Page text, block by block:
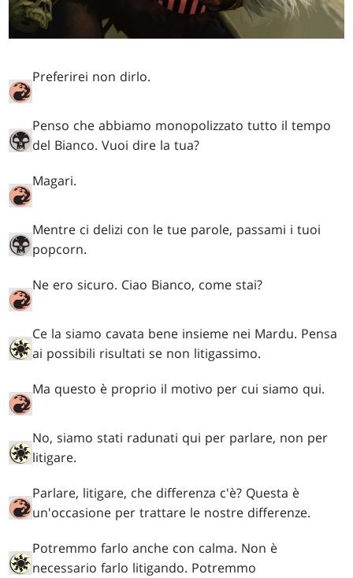
Preferirei non dirlo.
Penso che abbiamo monopolizzato tutto il tempo
del Bianco. Vuoi dire la tua?
Magari.
Mentre ci delizi con le tue parole, passami i tuoi
popcorn.
Ne ero sicuro. Ciao Bianco, come stai?
Ce la siamo cavata bene insieme nei Mardu. Pensa
ai possibili risultati se non litigassimo.
Ma questo è proprio il motivo per cui siamo qui.
No, siamo stati radunati qui per parlare, non per
litigare.
Parlare, litigare, che differenza c'è? Questa è
un'occasione per trattare le nostre differenze.
Potremmo farlo anche con calma. Non è
necessario farlo litigando. Potremmo